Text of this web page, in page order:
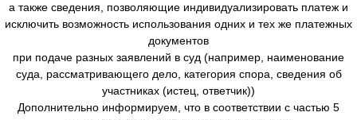
а также сведения, позволяющие индивидуализировать платеж и
исключить возможность использования одних и тех же платежных
документов
при подаче разных заявлений в суд (например, наименование
суда, рассматривающего дело, категория спора, сведения об
участниках (истец, ответчик))
Дополнительно информируем, что в соответствии с частью 5